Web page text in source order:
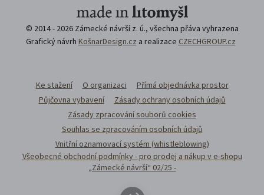
© 2014 - 2026 Zámecké návrší z. ú., všechna přáva vyhrazena
Grafický návrh KošnarDesign.cz a realizace CZECHGROUP.cz
Ke stažení O organizaci
Přímá objednávka prostor
Půjčovna vybavení
Zásady ochrany osobních údajů
Zásady zpracování souborů cookies
Souhlas se zpracováním osobních údajů
Vnitřní oznamovací systém (whistleblowing)
Všeobecné obchodní podmínky - pro prodej a nákup v e-shopu
„Zámecké návrší“ 02/25 -